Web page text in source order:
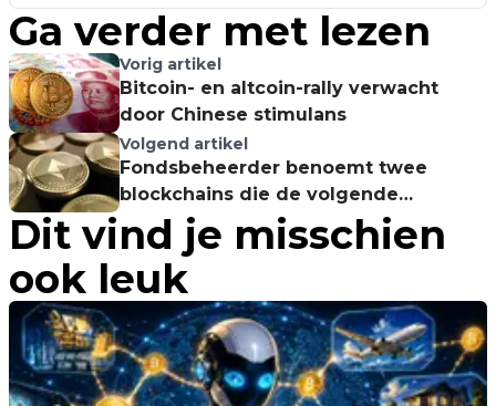
Ga verder met lezen
Vorig artikel
Bitcoin- en altcoin-rally verwacht
door Chinese stimulans
Volgend artikel
Fondsbeheerder benoemt twee
blockchains die de volgende
Ethereum kunnen worden
Dit vind je misschien
ook leuk